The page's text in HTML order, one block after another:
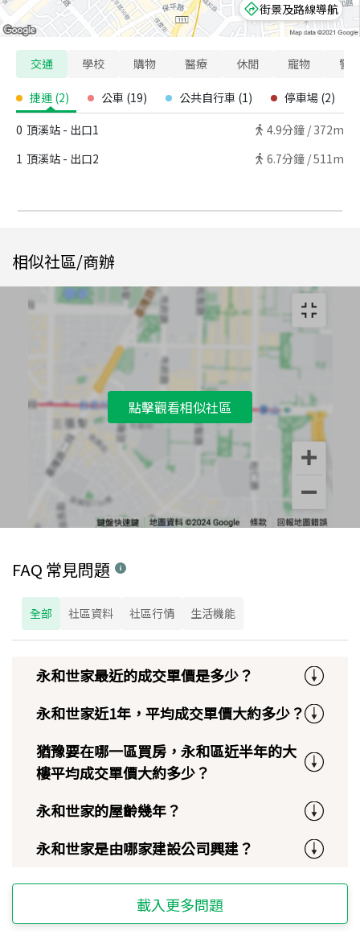
街景及路線導航
交通 學校 購物 醫療 休閒 寵物 警
捷運 (2) 公車 (19) 公共自行車 (1) 停車場 (2)
0 頂溪站 - 出口1 4.9分鐘 / 372m
1 頂溪站 - 出口2 6.7分鐘 /511m
相似社區/商辦
點擊觀看相似社區
FAQ 常見問題
全部 社區資料 社區行情 生活機能
永和世家最近的成交單價是多少？
永和世家近1年，平均成交單價大約多少？
猶豫要在哪一區買房，永和區近半年的大
樓平均成交單價大約多少？
永和世家的屋齡幾年？
永和世家是由哪家建設公司興建？
載入更多問題